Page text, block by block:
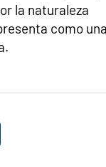
la naturaleza
como una